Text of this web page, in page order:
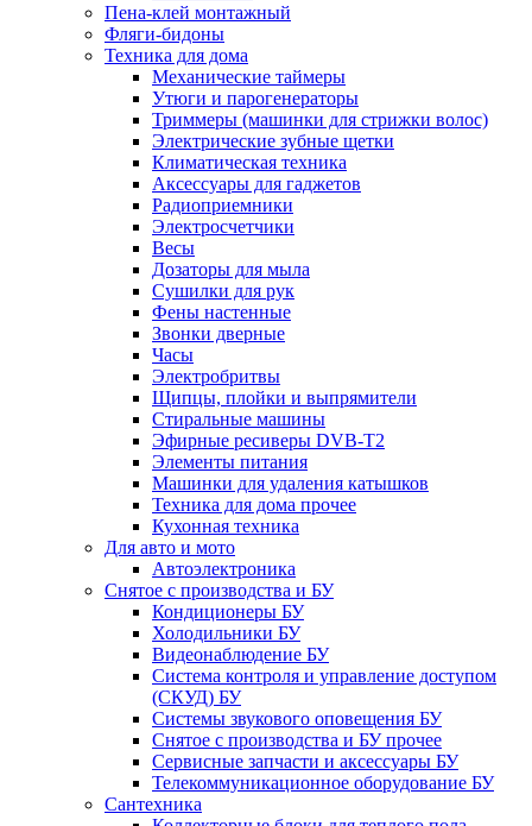
Пена-клей монтажный
Фляги-бидоны
Техника для дома
Механические таймеры
Утюги и парогенераторы
Триммеры (машинки для стрижки волос)
Электрические зубные щетки
Климатическая техника
Аксессуары для гаджетов
Радиоприемники
Электросчетчики
Весы
Дозаторы для мыла
Сушилки для рук
Фены настенные
Звонки дверные
Часы
Электробритвы
Щипцы, плойки и выпрямители
Стиральные машины
Эфирные ресиверы DVB-T2
Элементы питания
Машинки для удаления катышков
Техника для дома прочее
Кухонная техника
Для авто и мото
Автоэлектроника
Снятое с производства и БУ
Кондиционеры БУ
Холодильники БУ
Видеонаблюдение БУ
Система контроля и управление доступом
(СКУД) БУ
Системы звукового оповещения БУ
Снятое с производства и БУ прочее
Сервисные запчасти и аксессуары БУ
Телекоммуникационное оборудование БУ
Сантехника